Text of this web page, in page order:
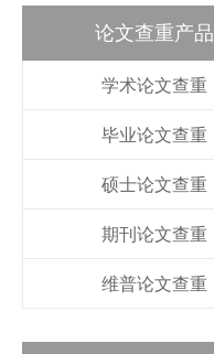
论文查重产品
学术论文查重
毕业论文查重
硕士论文查重
期刊论文查重
维普论文查重